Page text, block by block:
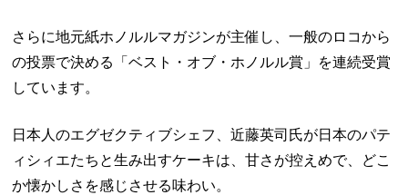
さらに地元紙ホノルルマガジンが主催し、一般のロコから
の投票で決める「ベスト・オブ・ホノルル賞」を連続受賞
しています。
日本人のエグゼクティブシェフ、近藤英司氏が日本のパテ
ィシィエたちと生み出すケーキは、甘さが控えめで、どこ
か懐かしさを感じさせる味わい。